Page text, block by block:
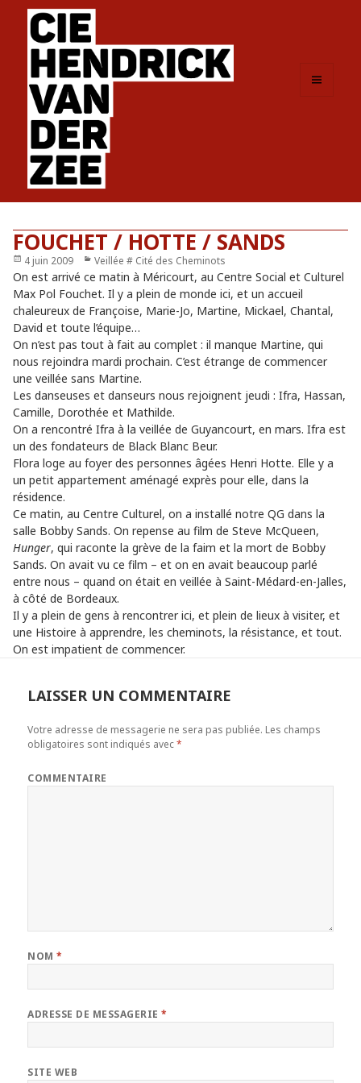
FOUCHET / HOTTE / SANDS
Publié
le
4 juin 2009 Catégories
Veillée # Cité des Cheminots
On est arrivé ce matin à Méricourt, au Centre Social et Culturel
Max Pol Fouchet. Il y a plein de monde ici, et un accueil
chaleureux de Françoise, Marie-Jo, Martine, Mickael, Chantal,
David et toute l’équipe…
On n’est pas tout à fait au complet : il manque Martine, qui
nous rejoindra mardi prochain. C’est étrange de commencer
une veillée sans Martine.
Les danseuses et danseurs nous rejoignent jeudi : Ifra, Hassan,
Camille, Dorothée et Mathilde.
On a rencontré Ifra à la veillée de Guyancourt, en mars. Ifra est
un des fondateurs de Black Blanc Beur.
Flora loge au foyer des personnes âgées Henri Hotte. Elle y a
un petit appartement aménagé exprès pour elle, dans la
résidence.
Ce matin, au Centre Culturel, on a installé notre QG dans la
salle Bobby Sands. On repense au film de Steve McQueen,
Hunger, qui raconte la grève de la faim et la mort de Bobby
Sands. On avait vu ce film – et on en avait beaucoup parlé
entre nous – quand on était en veillée à Saint-Médard-en-Jalles,
à côté de Bordeaux.
Il y a plein de gens à rencontrer ici, et plein de lieux à visiter, et
une Histoire à apprendre, les cheminots, la résistance, et tout.
On est impatient de commencer.
LAISSER UN COMMENTAIRE
Votre adresse de messagerie ne sera pas publiée. Les champs
obligatoires sont indiqués avec*
COMMENTAIRE
NOM*
ADRESSE DE MESSAGERIE*
SITE WEB